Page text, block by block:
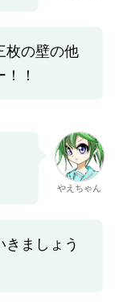
枚の壁の他
！
やえちゃん
きましょう